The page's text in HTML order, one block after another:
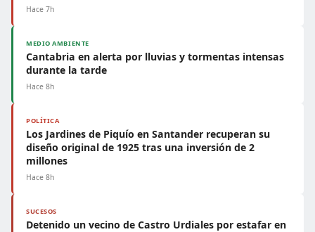
Hace 7h
MEDIO AMBIENTE
Cantabria en alerta por lluvias y tormentas intensas
durante la tarde
Hace 8h
POLÍTICA
Los Jardines de Piquío en Santander recuperan su
diseño original de 1925 tras una inversión de 2
millones
Hace 8h
SUCESOS
Detenido un vecino de Castro Urdiales por estafar en